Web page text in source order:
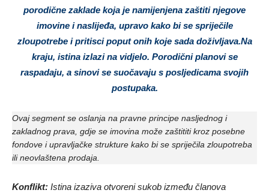
porodične zaklade koja je namijenjena zaštiti njegove
imovine i naslijeđa, upravo kako bi se spriječile
zloupotrebe i pritisci poput onih koje sada doživljava.Na
kraju, istina izlazi na vidjelo. Porodični planovi se
raspadaju, a sinovi se suočavaju s posljedicama svojih
postupaka.
Ovaj segment se oslanja na pravne principe nasljednog i
zakladnog prava, gdje se imovina može zaštititi kroz posebne
fondove i upravljačke strukture kako bi se spriječila zloupotreba
ili neovlaštena prodaja.
Konflikt: Istina izaziva otvoreni sukob između članova